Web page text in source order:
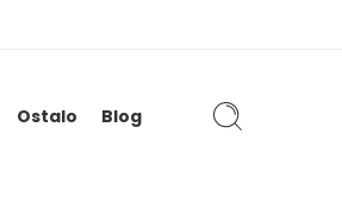
Ostalo Blog